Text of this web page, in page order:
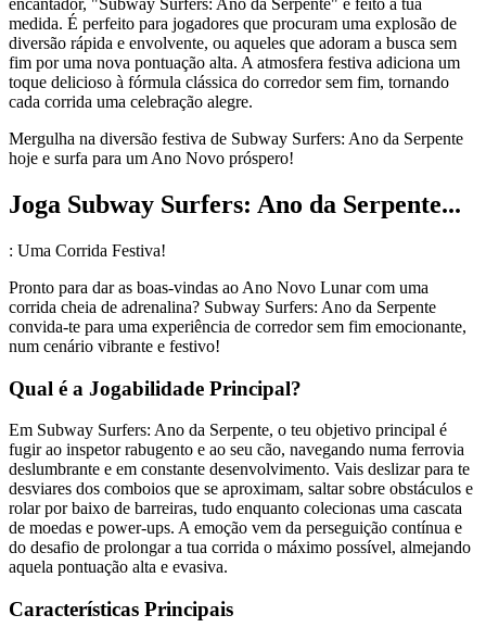
encantador, "Subway Surfers: Ano da Serpente" é feito à tua
medida. É perfeito para jogadores que procuram uma explosão de
diversão rápida e envolvente, ou aqueles que adoram a busca sem
fim por uma nova pontuação alta. A atmosfera festiva adiciona um
toque delicioso à fórmula clássica do corredor sem fim, tornando
cada corrida uma celebração alegre.
Mergulha na diversão festiva de Subway Surfers: Ano da Serpente
hoje e surfa para um Ano Novo próspero!
Joga Subway Surfers: Ano da Serpente...
: Uma Corrida Festiva!
Pronto para dar as boas-vindas ao Ano Novo Lunar com uma
corrida cheia de adrenalina? Subway Surfers: Ano da Serpente
convida-te para uma experiência de corredor sem fim emocionante,
num cenário vibrante e festivo!
Qual é a Jogabilidade Principal?
Em Subway Surfers: Ano da Serpente, o teu objetivo principal é
fugir ao inspetor rabugento e ao seu cão, navegando numa ferrovia
deslumbrante e em constante desenvolvimento. Vais deslizar para te
desviares dos comboios que se aproximam, saltar sobre obstáculos e
rolar por baixo de barreiras, tudo enquanto colecionas uma cascata
de moedas e power-ups. A emoção vem da perseguição contínua e
do desafio de prolongar a tua corrida o máximo possível, almejando
aquela pontuação alta e evasiva.
Características Principais